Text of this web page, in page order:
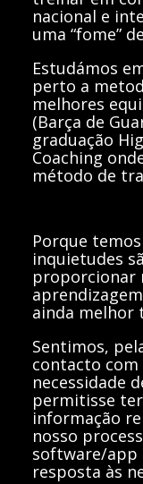
nacional e
uma “fome”
Estudámos
perto a
melhores
(Barça de
graduação
Coaching
método de
Porque
inquietudes
proporcionar
ainda melhor
Sentimos,
contacto
necessidade
permitisse
informação
nosso
software/app
resposta às